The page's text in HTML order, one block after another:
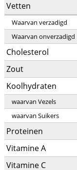
Vetten
Waarvan verzadigd
Waarvan onverzadigd
Cholesterol
Zout
Koolhydraten
waarvan Vezels
waarvan Suikers
Proteinen
Vitamine A
Vitamine C